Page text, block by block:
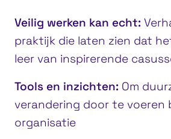
Veilig werken kan echt:
praktijk die laten zien dat
leer van inspirerende
Tools en inzichten: Om
verandering door te voeren
organisatie